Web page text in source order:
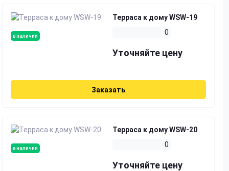
в наличии
Терраса к дому WSW-19
0
Уточняйте цену
Заказать
в наличии
Терраса к дому WSW-20
0
Уточняйте цену